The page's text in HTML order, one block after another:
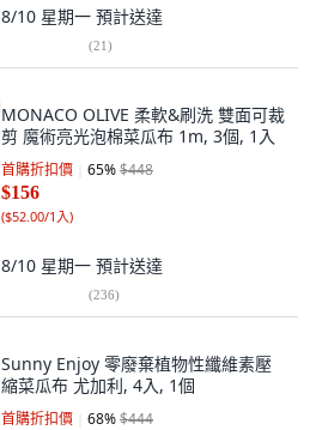
8/10 星期一 預計送達
(21)
MONACO OLIVE 柔軟&刷洗 雙面可裁
剪 魔術亮光泡棉菜瓜布 1m, 3個, 1入
首購折扣價 65%$448
$156
($52.00/1入)
8/10 星期一 預計送達
(236)
Sunny Enjoy 零廢棄植物性纖維素壓
縮菜瓜布 尤加利, 4入, 1個
首購折扣價 68%$444